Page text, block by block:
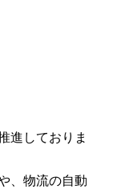
進しておりま
、物流の自動